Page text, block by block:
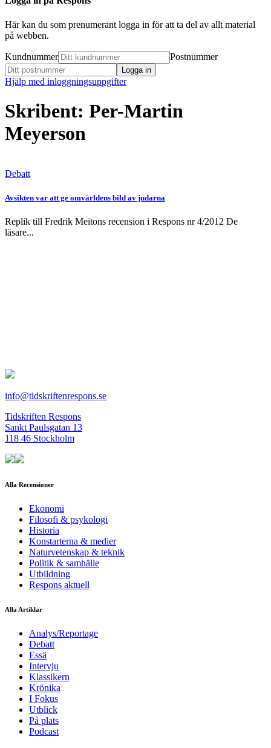
Här kan du som prenumerant logga in för att ta del av allt material
på webben.
Kundnummer Postnummer
Hjälp med inloggningsuppgifter
Skribent: Per-Martin
Meyerson
Debatt
Avsikten var att ge omvärldens bild av judarna
Replik till Fredrik Meitons recension i Respons nr 4/2012 De
läsare...
info@tidskriftenrespons.se
Tidskriften Respons
Sankt Paulsgatan 13
118 46 Stockholm
Alla Recensioner
Ekonomi
Filosofi & psykologi
Historia
Konstarterna & medier
Naturvetenskap & teknik
Politik & samhälle
Utbildning
Respons aktuell
Alla Artiklar
Analys/Reportage
Debatt
Essä
Intervju
Klassikern
Krönika
I Fokus
Utblick
På plats
Podcast